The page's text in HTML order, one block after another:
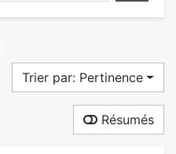
Trier par: Pertinence
Résumés